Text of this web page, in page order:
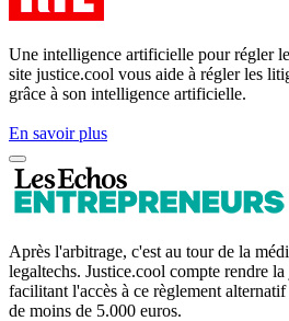
Une intelligence artificielle pour régler
site justice.cool vous aide à régler les
grâce à son intelligence artificielle.
En savoir plus
Après l'arbitrage, c'est au tour de la
legaltechs. Justice.cool compte rendre
facilitant l'accès à ce règlement
de moins de 5.000 euros.